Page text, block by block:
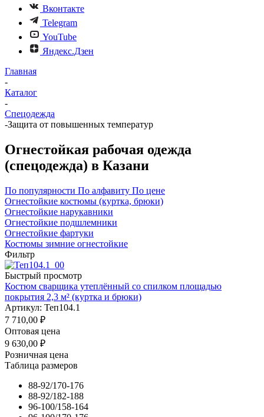
Вконтакте
Telegram
YouTube
Яндекс.Дзен
Главная
-
Каталог
-
Спецодежда
-Защита от повышенных температур
Огнестойкая рабочая одежда
(спецодежда) в Казани
По популярности По алфавиту По цене
Огнестойкие костюмы (куртка, брюки)
Огнестойкие нарукавники
Огнестойкие подшлемники
Огнестойкие фартуки
Костюмы зимние огнестойкие
Фильтр
Быстрый просмотр
Костюм сварщика утеплённый со спилком площадью
покрытия 2,3 м² (куртка и брюки)
Артикул: Теп104.1
7 710,00 ₽
Оптовая цена
9 630,00 ₽
Розничная цена
Таблица размеров
88-92/170-176
88-92/182-188
96-100/158-164